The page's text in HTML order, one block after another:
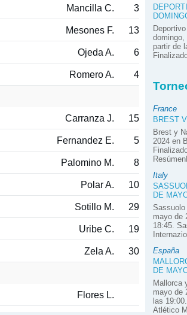
Mancilla C. 3
Mesones F. 13
Ojeda A. 6
Romero A. 4
Carranza J. 15
Fernandez E. 5
Palomino M. 8
Polar A. 10
Sotillo M. 29
Uribe C. 19
Zela A. 30
Flores L.
domingo,
partir de
France
BREST
Brest y
2024 en
Italy
DE
Sassuolo
mayo de
18:45.
España
DE
Mallorca
mayo de
las
Atlético